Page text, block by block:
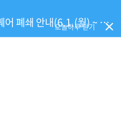
중앙도서관 2층 리브스퀘어 폐쇄 안내(6.1.(월) ~ 공사 완료시)
오늘하루 닫기